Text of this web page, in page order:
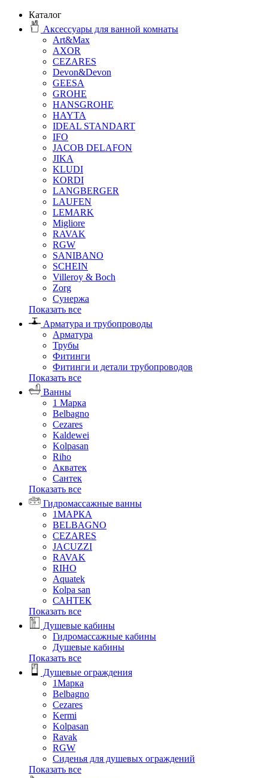
Каталог
Аксессуары для ванной комнаты
Art&Max
AXOR
CEZARES
Devon&Devon
GEESA
GROHE
HANSGROHE
HAYTA
IDEAL STANDART
IFO
JACOB DELAFON
JIKA
KLUDI
KORDI
LANGBERGER
LAUFEN
LEMARK
Migliore
RAVAK
RGW
SANIBANO
SCHEIN
Villeroy & Boch
Zorg
Сунержа
Показать все
Арматура и трубопроводы
Арматура
Трубы
Фитинги
Фитинги и детали трубопроводов
Показать все
Ванны
1 Марка
Belbagno
Cezares
Kaldewei
Kolpasan
Riho
Акватек
Сантек
Показать все
Гидромассажные ванны
1МАРКА
BELBAGNO
CEZARES
JACUZZI
RAVAK
RIHO
Аquatek
Кolpa san
САНТЕК
Показать все
Душевые кабины
Гидромассажные кабины
Душевые кабины
Показать все
Душевые ограждения
1Марка
Belbagno
Cezares
Kermi
Kolpasan
Ravak
RGW
Сиденья для душевых ограждений
Показать все